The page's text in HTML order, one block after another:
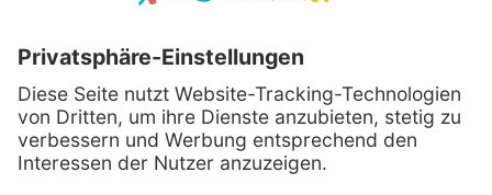
Sicher bezahlen mit: